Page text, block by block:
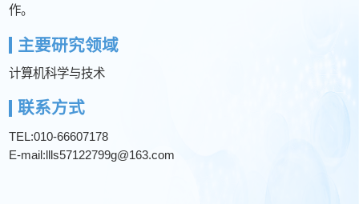
作。
主要研究领域
计算机科学与技术
联系方式
TEL:010-66607178
E-mail:llls57122799g@163.com